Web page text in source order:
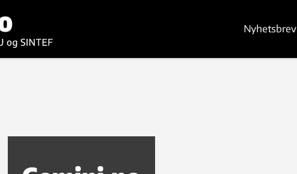
Nyhetsbrev